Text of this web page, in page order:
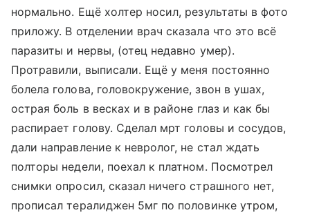
нормально. Ещё холтер носил, результаты в фото
приложу. В отделении врач сказала что это всё
паразиты и нервы, (отец недавно умер).
Протравили, выписали. Ещё у меня постоянно
болела голова, головокружение, звон в ушах,
острая боль в весках и в районе глаз и как бы
распирает голову. Сделал мрт головы и сосудов,
дали направление к невролог, не стал ждать
полторы недели, поехал к платном. Посмотрел
снимки опросил, сказал ничего страшного нет,
прописал тералиджен 5мг по половинке утром,